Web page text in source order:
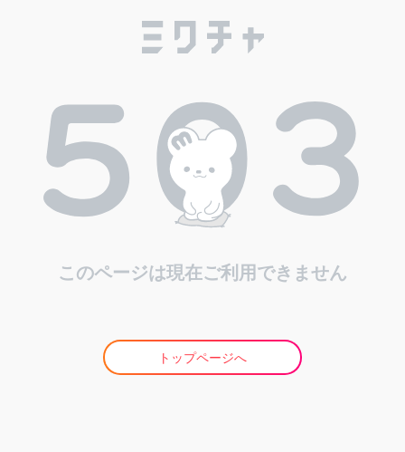
このページは現在ご利用できません